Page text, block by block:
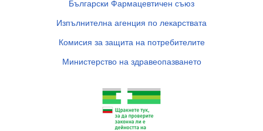
Български Фармацевтичен съюз
Изпълнителна агенция по лекарствата
Комисия за защита на потребителите
Министерство на здравеопазването